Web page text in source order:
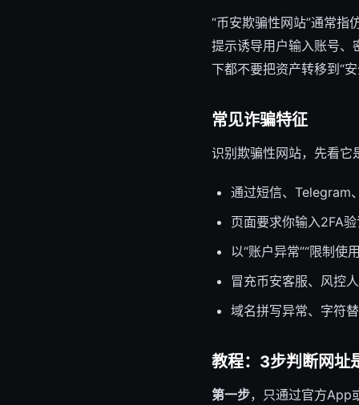
“币安欺骗性网站”通常指
提示诱导用户输入账号、
下都不要把资产转移到“
常见诈骗特征
识别欺骗性网站，先看它
通过短信、Telegram
页面要求你输入2FA
以“账户异常”“限制使
冒充币安客服、风控
域名拼写异常、字符
教程：3步判断网址
第一步，只通过官方App